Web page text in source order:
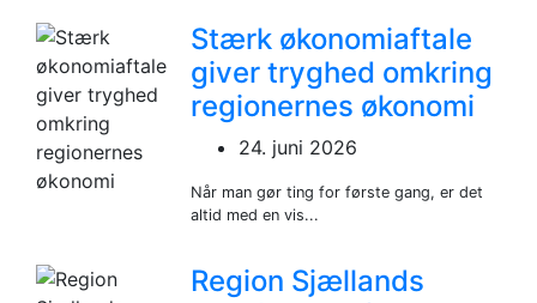
Stærk økonomiaftale
giver tryghed omkring
regionernes økonomi
24. juni 2026
Når man gør ting for første gang, er det
altid med en vis...
Region Sjællands